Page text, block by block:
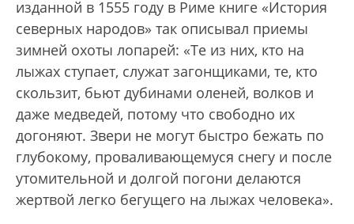
изданной в 1555 году в Риме книге «История
северных народов» так описывал приемы
зимней охоты лопарей: «Те из них, кто на
лыжах ступает, служат загонщиками, те, кто
скользит, бьют дубинами оленей, волков и
даже медведей, потому что свободно их
догоняют. Звери не могут быстро бежать по
глубокому, проваливающемуся снегу и после
утомительной и долгой погони делаются
жертвой легко бегущего на лыжах человека».